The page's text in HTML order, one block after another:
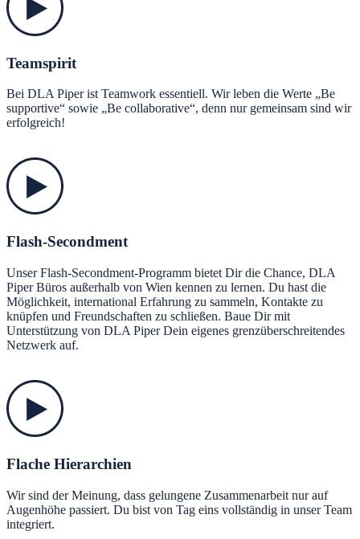
Teamspirit
Bei DLA Piper ist Teamwork essentiell. Wir leben die Werte „Be
supportive“ sowie „Be collaborative“, denn nur gemeinsam sind wir
erfolgreich!
Flash-Secondment
Unser Flash-Secondment-Programm bietet Dir die Chance, DLA
Piper Büros außerhalb von Wien kennen zu lernen. Du hast die
Möglichkeit, international Erfahrung zu sammeln, Kontakte zu
knüpfen und Freundschaften zu schließen. Baue Dir mit
Unterstützung von DLA Piper Dein eigenes grenzüberschreitendes
Netzwerk auf.
Flache Hierarchien
Wir sind der Meinung, dass gelungene Zusammenarbeit nur auf
Augenhöhe passiert. Du bist von Tag eins vollständig in unser Team
integriert.